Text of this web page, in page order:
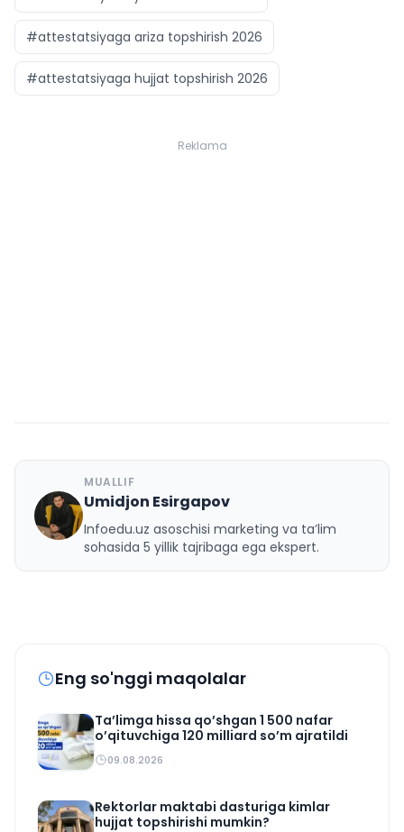
#attestatsiyaga ariza topshirish 2026
#attestatsiyaga hujjat topshirish 2026
Reklama
U
MUALLIF
Umidjon Esirgapov
Infoedu.uz asoschisi marketing va ta’lim
sohasida 5 yillik tajribaga ega ekspert.
Eng so'nggi maqolalar
Ta’limga hissa qo’shgan 1 500 nafar
o’qituvchiga 120 milliard so’m ajratildi
09.08.2026
Rektorlar maktabi dasturiga kimlar
hujjat topshirishi mumkin?